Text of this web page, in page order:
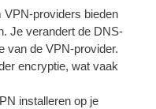
VPN-providers bieden
Je verandert de DNS-
van de VPN-provider.
encryptie, wat vaak
installeren op je